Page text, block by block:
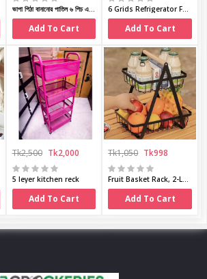
ভাপা পিঠা বানানোর পাতিল ৬ পিচ এর সেট
Add To Cart
6 Grids Refrigerator Food Vegetable Fruit Storage Box Kitchen Chopped Green Onion Drain Water Divided Container 1Pcs
Add To Cart
Tk2,500 Tk2,000
5 leyer kitchen reck
Add To Cart
Tk1,050 Tk998
Fruit Basket Rack, 2-Layer, Metal Fruit Storage Basket,
Add To Cart